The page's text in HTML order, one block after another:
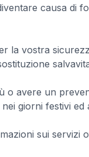
causa di
la vostra
o avere un
giorni festivi ed
sui servizi